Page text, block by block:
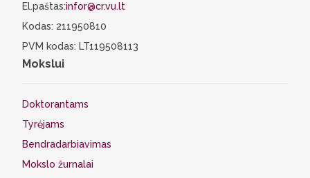
El.paštas:infor@cr.vu.lt
Kodas: 211950810
PVM kodas: LT119508113
Mokslui
Doktorantams
Tyrėjams
Bendradarbiavimas
Mokslo žurnalai